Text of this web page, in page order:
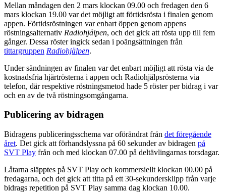
Mellan måndagen den 2 mars klockan 09.00 och fredagen den 6
mars klockan 19.00 var det möjligt att förtidsrösta i finalen genom
appen. Förtidsröstningen var enbart öppen genom appens
röstningsalternativ Radiohjälpen, och det gick att rösta upp till fem
gånger. Dessa röster ingick sedan i poängsättningen från
tittargruppen Radiohjälpen.
Under sändningen av finalen var det enbart möjligt att rösta via de
kostnadsfria hjärtrösterna i appen och Radiohjälpsrösterna via
telefon, där respektive röstningsmetod hade 5 röster per bidrag i var
och en av de två röstningsomgångarna.
Publicering av bidragen
Bidragens publiceringsschema var oförändrat från det föregående
året. Det gick att förhandslyssna på 60 sekunder av bidragen på
SVT Play från och med klockan 07.00 på deltävlingarnas torsdagar.
Låtarna släpptes på SVT Play och kommersiellt klockan 00.00 på
fredagarna, och det gick att titta på ett 30-sekundersklipp från varje
bidrags repetition på SVT Play samma dag klockan 10.00.